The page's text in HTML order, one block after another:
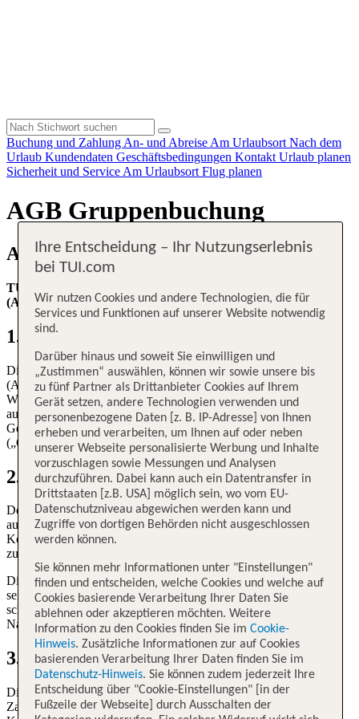
Buchung und Zahlung An- und Abreise Am Urlaubsort Nach dem
Urlaub Kundendaten Geschäftsbedingungen Kontakt Urlaub planen
Sicherheit und Service Am Urlaubsort Flug planen
AGB Gruppenbuchung
Allgemeine Geschäftsbedingungen
TUI fly Allgemeine Bedingungen für Gruppenbuchungen
(ABG)
1. Geltung
Die TUI fly Allgemeine Bedingungen für Gruppenbuchungen
(ABG) gelten für jede von TUI fly Vermarktungs GmbH, Karl-
Wiechert-Allee 23, D-30625 Hannover (nachfolgend „TUI fly")
ausgeschriebene und gebuchte Beförderung von Fluggästen und
Gepäck für Gruppen mit einer Größe über 9 Personen
(„Gruppenbuchung").
2. Beförderungsvertrag / Buchung
Der Beförderungsvertrag kommt mit der Rücksendung des
ausgefüllten Buchungsvorschlages (Angebot) durch die
Kontaktperson und die TUI fly Buchungsbestätigung (Annahme)
zustande. Ziffer 2 Sätze 1-3 der ABB TUI fly gelten nicht.
Die Kontaktperson handelt als Vertreter der Gruppenmitglieder, es
sei denn die Buchung erfolgt für eine Familie, in diesen Fällen
schließt die Kontaktperson den Beförderungsvertrag im eigenen
Namen zugunsten der einzelnen Gruppenmitglieder.
3. Abwicklung über Kontaktperson
Die gesamte Abwicklung der Buchung, einschließlich der
Zahlungsabwicklung, erfolgt mit der im Angebot benannten
Ihre Entscheidung – Ihr Nutzungserlebnis
bei TUI.com
Wir nutzen Cookies und andere Technologien, die für
Services und Funktionen auf unserer Website notwendig
sind.
Darüber hinaus und soweit Sie einwilligen und
„Zustimmen“ auswählen, können wir sowie unsere bis
zu fünf Partner als Drittanbieter Cookies auf Ihrem
Gerät setzen, andere Technologien verwenden und
personenbezogene Daten [z. B. IP-Adresse] von Ihnen
erheben und verarbeiten, um Ihnen auf oder neben
unserer Webseite personalisierte Werbung und Inhalte
vorzuschlagen sowie Messungen und Analysen
durchzuführen. Dabei kann auch ein Datentransfer in
Drittstaaten [z.B. USA] möglich sein, wo vom EU-
Datenschutzniveau abgewichen werden kann und
Zugriffe von dortigen Behörden nicht ausgeschlossen
werden können.
Sie können mehr Informationen unter "Einstellungen"
finden und entscheiden, welche Cookies und welche auf
Cookies basierende Verarbeitung Ihrer Daten Sie
ablehnen oder akzeptieren möchten. Weitere
Information zu den Cookies finden Sie im Cookie-
Hinweis. Zusätzliche Informationen zur auf Cookies
basierenden Verarbeitung Ihrer Daten finden Sie im
Datenschutz-Hinweis. Sie können zudem jederzeit Ihre
Entscheidung über "Cookie-Einstellungen" [in der
Fußzeile der Webseite] durch Ausschalten der